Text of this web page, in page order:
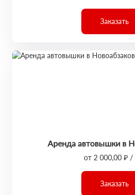
Заказать
Аренда автовышки в
от 2 000,00 ₽ /
Заказать